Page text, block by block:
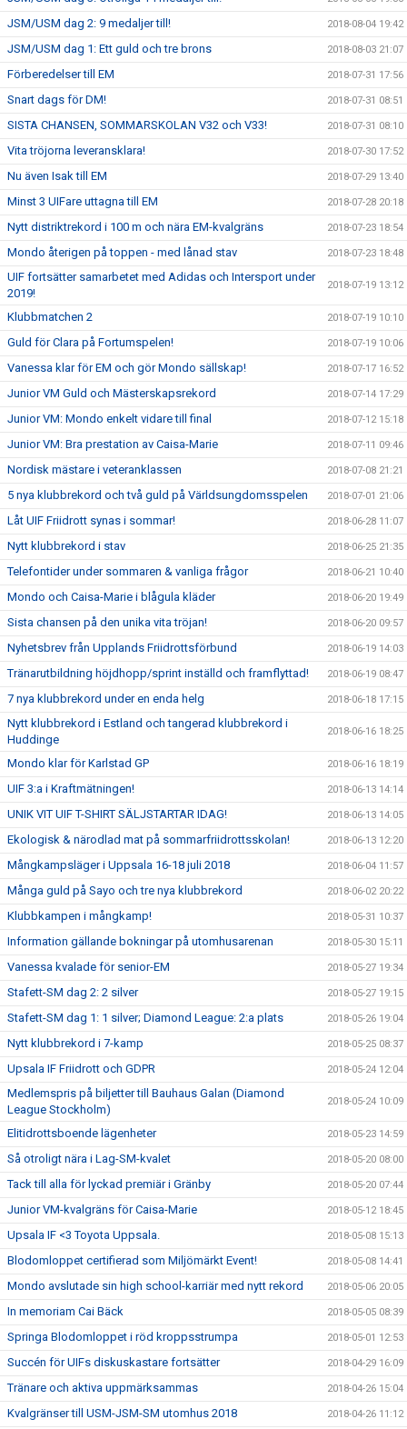
JSM/USM dag 2: 9 medaljer till! 2018-08-04 19:42
JSM/USM dag 1: Ett guld och tre brons 2018-08-03 21:07
Förberedelser till EM 2018-07-31 17:56
Snart dags för DM! 2018-07-31 08:51
SISTA CHANSEN, SOMMARSKOLAN V32 och V33! 2018-07-31 08:10
Vita tröjorna leveransklara! 2018-07-30 17:52
Nu även Isak till EM 2018-07-29 13:40
Minst 3 UIFare uttagna till EM 2018-07-28 20:18
Nytt distriktrekord i 100 m och nära EM-kvalgräns 2018-07-23 18:54
Mondo återigen på toppen - med lånad stav 2018-07-23 18:48
UIF fortsätter samarbetet med Adidas och Intersport under
2019!
2018-07-19 13:12
Klubbmatchen 2 2018-07-19 10:10
Guld för Clara på Fortumspelen! 2018-07-19 10:06
Vanessa klar för EM och gör Mondo sällskap! 2018-07-17 16:52
Junior VM Guld och Mästerskapsrekord 2018-07-14 17:29
Junior VM: Mondo enkelt vidare till final 2018-07-12 15:18
Junior VM: Bra prestation av Caisa-Marie 2018-07-11 09:46
Nordisk mästare i veteranklassen 2018-07-08 21:21
5 nya klubbrekord och två guld på Världsungdomsspelen 2018-07-01 21:06
Låt UIF Friidrott synas i sommar! 2018-06-28 11:07
Nytt klubbrekord i stav 2018-06-25 21:35
Telefontider under sommaren & vanliga frågor 2018-06-21 10:40
Mondo och Caisa-Marie i blågula kläder 2018-06-20 19:49
Sista chansen på den unika vita tröjan! 2018-06-20 09:57
Nyhetsbrev från Upplands Friidrottsförbund 2018-06-19 14:03
Tränarutbildning höjdhopp/sprint inställd och framflyttad! 2018-06-19 08:47
7 nya klubbrekord under en enda helg 2018-06-18 17:15
Nytt klubbrekord i Estland och tangerad klubbrekord i
Huddinge
2018-06-16 18:25
Mondo klar för Karlstad GP 2018-06-16 18:19
UIF 3:a i Kraftmätningen! 2018-06-13 14:14
UNIK VIT UIF T-SHIRT SÄLJSTARTAR IDAG! 2018-06-13 14:05
Ekologisk & närodlad mat på sommarfriidrottsskolan! 2018-06-13 12:20
Mångkampsläger i Uppsala 16-18 juli 2018 2018-06-04 11:57
Många guld på Sayo och tre nya klubbrekord 2018-06-02 20:22
Klubbkampen i mångkamp! 2018-05-31 10:37
Information gällande bokningar på utomhusarenan 2018-05-30 15:11
Vanessa kvalade för senior-EM 2018-05-27 19:34
Stafett-SM dag 2: 2 silver 2018-05-27 19:15
Stafett-SM dag 1: 1 silver; Diamond League: 2:a plats 2018-05-26 19:04
Nytt klubbrekord i 7-kamp 2018-05-25 08:37
Upsala IF Friidrott och GDPR 2018-05-24 12:04
Medlemspris på biljetter till Bauhaus Galan (Diamond
League Stockholm)
2018-05-24 10:09
Elitidrottsboende lägenheter 2018-05-23 14:59
Så otroligt nära i Lag-SM-kvalet 2018-05-20 08:00
Tack till alla för lyckad premiär i Gränby 2018-05-20 07:44
Junior VM-kvalgräns för Caisa-Marie 2018-05-12 18:45
Upsala IF <3 Toyota Uppsala. 2018-05-08 15:13
Blodomloppet certifierad som Miljömärkt Event! 2018-05-08 14:41
Mondo avslutade sin high school-karriär med nytt rekord 2018-05-06 20:05
In memoriam Cai Bäck 2018-05-05 08:39
Springa Blodomloppet i röd kroppsstrumpa 2018-05-01 12:53
Succén för UIFs diskuskastare fortsätter 2018-04-29 16:09
Tränare och aktiva uppmärksammas 2018-04-26 15:04
Kvalgränser till USM-JSM-SM utomhus 2018 2018-04-26 11:12